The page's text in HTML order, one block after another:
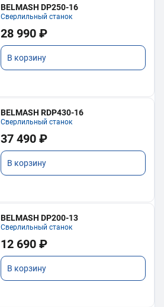
BELMASH DP250-16
Сверлильный станок
28 990 ₽
В корзину
BELMASH RDP430-16
Сверлильный станок
37 490 ₽
В корзину
BELMASH DP200-13
Сверлильный станок
12 690 ₽
В корзину